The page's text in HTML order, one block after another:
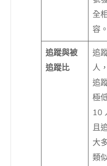
全
容。
追蹤與被
追蹤比
追
人
追
極
10
且
大
類